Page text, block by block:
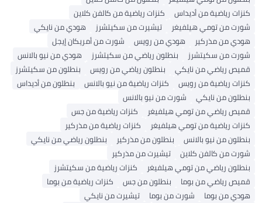
كنزات رياضية من أديداس
كنزات رياضية من كالفن كلاين
شورت من تومي هيلفيغر
تيشيرت من سكيتشرز
هودي من نايكي
هودي من مذركير
هودي من رويس
شورت من أمريكان إيجل
شورت من سكيتشرز
بنطلون رياضي من سكيتشرز
هودي من نيو بالانس
قميص رياضي من نايكي
بنطلون رياضي من رويس
بنطلون من سكيتشرز
كنزات رياضية من رويس
كنزات رياضية من نيو بالانس
بنطلون من أديداس
بنطلون من نايكي
شورت من نيو بالانس
قميص رياضي من تومي هيلفيغر
كنزات رياضية من جس
كنزات رياضية من تومي هيلفيغر
كنزات رياضية من مذركير
بنطلون من نيو بالانس
بنطلون من مذركير
بنطلون رياضي من نايكي
شورت من كالفن كلاين
تيشيرت من مذركير
بنطلون رياضي من تومي هيلفيغر
كنزات رياضية من سكيتشرز
قميص رياضي من بوما
بنطلون من جس
كنزات رياضية من بوما
هودي من بوما
شورت من بوما
تيشيرت من نايكي